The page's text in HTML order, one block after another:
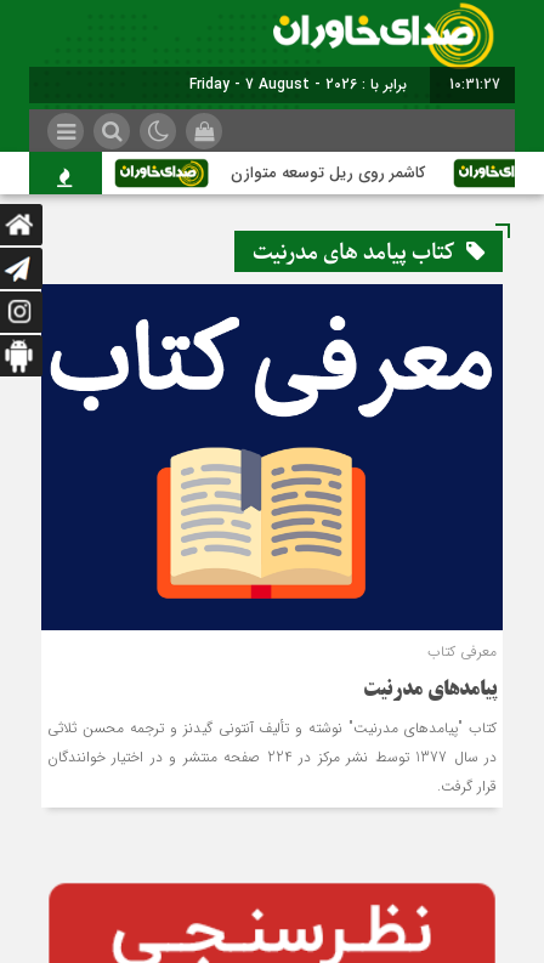
10:31:28 برابر با : Friday - 7 August - 2026
کاشمر روی ریل توسعه متوازن کاشمر؛ عبور
کتاب پیامد های مدرنیت
معرفی کتاب
پیامدهای مدرنیت
کتاب "پیامدهای مدرنیت" نوشته و تألیف آنتونی گیدنز و ترجمه محسن ثلاثی
در سال 1377 توسط نشر مرکز در 224 صفحه منتشر و در اختیار خوانندگان
قرار گرفت.